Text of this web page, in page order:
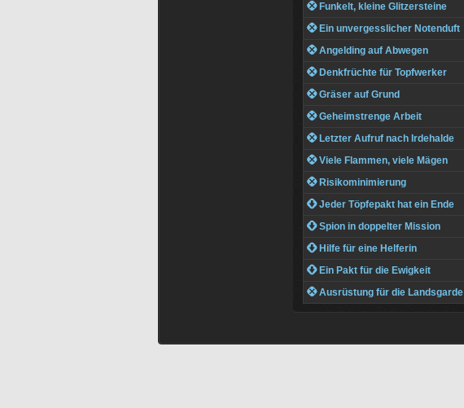
 Funkelt, kleine Glitzersteine
 Ein unvergesslicher Notenduft
 Angelding auf Abwegen
 Denkfrüchte für Topfwerker
 Gräser auf Grund
 Geheimstrenge Arbeit
 Letzter Aufruf nach Irdehalde
 Viele Flammen, viele Mägen
 Risikominimierung
 Jeder Töpfepakt hat ein Ende
 Spion in doppelter Mission
 Hilfe für eine Helferin
 Ein Pakt für die Ewigkeit
 Ausrüstung für die Landsgarde